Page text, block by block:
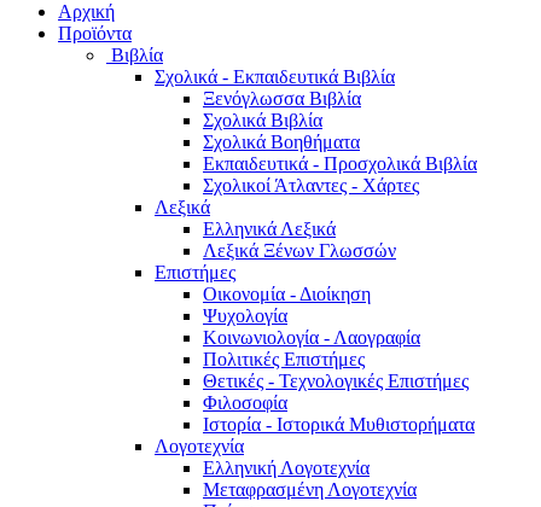
Αρχική
Προϊόντα
Βιβλία
Σχολικά - Εκπαιδευτικά Βιβλία
Ξενόγλωσσα Βιβλία
Σχολικά Βιβλία
Σχολικά Βοηθήματα
Εκπαιδευτικά - Προσχολικά Βιβλία
Σχολικοί Άτλαντες - Χάρτες
Λεξικά
Ελληνικά Λεξικά
Λεξικά Ξένων Γλωσσών
Επιστήμες
Οικονομία - Διοίκηση
Ψυχολογία
Κοινωνιολογία - Λαογραφία
Πολιτικές Eπιστήμες
Θετικές - Τεχνολογικές Επιστήμες
Φιλοσοφία
Ιστορία - Ιστορικά Μυθιστορήματα
Λογοτεχνία
Ελληνική Λογοτεχνία
Μεταφρασμένη Λογοτεχνία